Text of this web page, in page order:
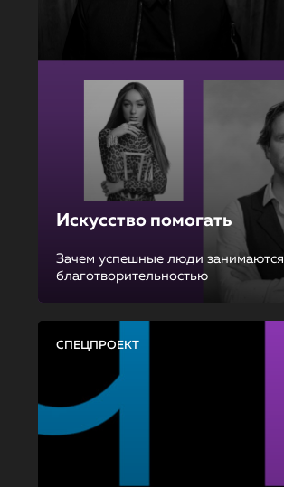
Искусство помогать
Зачем успешные люди занимаются
благотворительностью
СПЕЦПРОЕКТ